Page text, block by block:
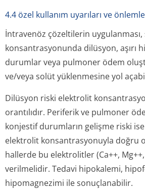
4.4 özel kullanım uyarıları ve
İntravenöz çözeltilerin
konsantrasyonunda dilüsyon, aşırı
durumlar veya pulmoner ödem
ve/veya solüt yüklenmesine yol
Dilüsyon riski elektrolit
orantılıdır. Periferik ve pulmoner
konjestif durumların gelişme riski
elektrolit konsantrasyonuyla doğru
hallerde bu elektrolitler (Ca++, Mg++,
verilmelidir. Tedavi hipokalemi,
hipomagnezimi ile sonuçlanabilir.